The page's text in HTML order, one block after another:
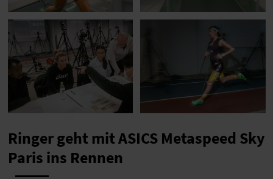
Ringer geht mit ASICS Metaspeed Sky
Paris ins Rennen